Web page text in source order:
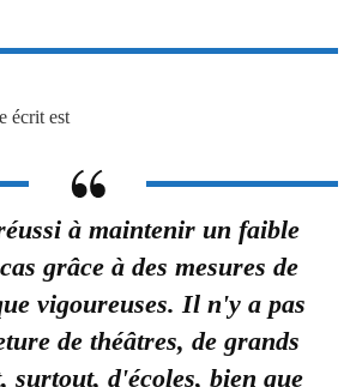
écrit est
à maintenir un faible
grâce à des mesures de
vigoureuses. Il n'y a pas
de théâtres, de grands
surtout, d'écoles, bien que